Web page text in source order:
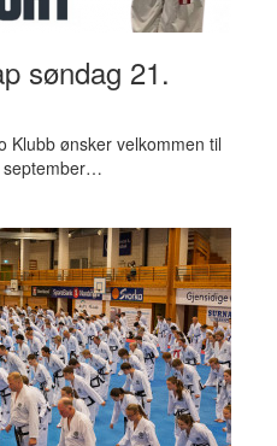
søndag 21.
Klubb ønsker velkommen til
september…